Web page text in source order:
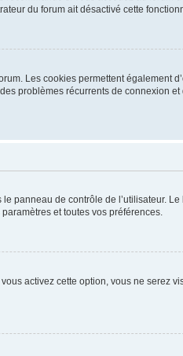
du forum ait désactivé cette
Les cookies permettent également
problèmes récurrents de connexion et
panneau de contrôle de l’utilisateur.
et toutes vos préférences.
activez cette option, vous ne serez